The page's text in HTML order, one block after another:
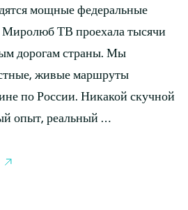
мощные федеральные
Миролюб ТВ проехала тысячи
дорогам страны. Мы
живые маршруты
по России. Никакой скучной
опыт, реальный …